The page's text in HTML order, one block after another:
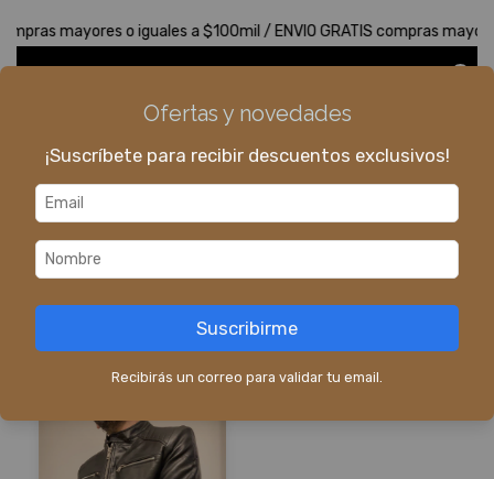
mayores o iguales a $100mil / ENVIO GRATIS compras
Inicio > Abrigos y Camperas > Camperas de Cuero
Camperas de
Cuero
Ofertas y novedades
¡Suscríbete para recibir descuentos exclusivos!
Suscribirme
Recibirás un correo para validar tu email.